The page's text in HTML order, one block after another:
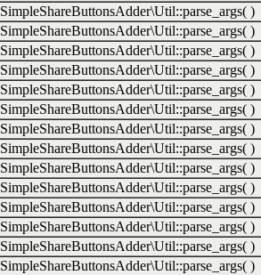
SimpleShareButtonsAdder\Util::parse_args( )
SimpleShareButtonsAdder\Util::parse_args( )
SimpleShareButtonsAdder\Util::parse_args( )
SimpleShareButtonsAdder\Util::parse_args( )
SimpleShareButtonsAdder\Util::parse_args( )
SimpleShareButtonsAdder\Util::parse_args( )
SimpleShareButtonsAdder\Util::parse_args( )
SimpleShareButtonsAdder\Util::parse_args( )
SimpleShareButtonsAdder\Util::parse_args( )
SimpleShareButtonsAdder\Util::parse_args( )
SimpleShareButtonsAdder\Util::parse_args( )
SimpleShareButtonsAdder\Util::parse_args( )
SimpleShareButtonsAdder\Util::parse_args( )
SimpleShareButtonsAdder\Util::parse_args( )